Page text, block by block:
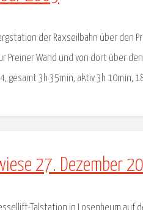
der Raxseilbahn über den
Preiner Wand und von dort über
gesamt 3h 35min, aktiv 3h 10min,
27. Dezember
Talstation in Losenheum auf